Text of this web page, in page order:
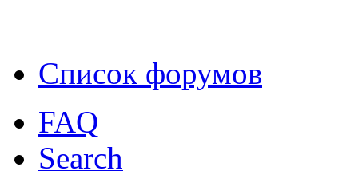
Список форумов
FAQ
Search